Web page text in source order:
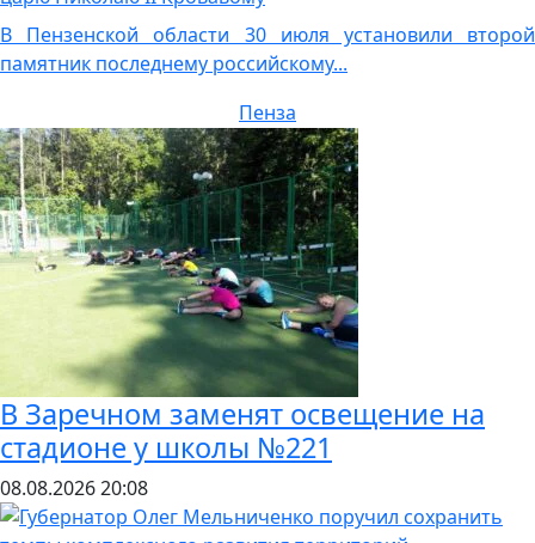
В Пензенской области 30 июля установили второй
памятник последнему российскому...
Пенза
В Заречном заменят освещение на
стадионе у школы №221
08.08.202620:08